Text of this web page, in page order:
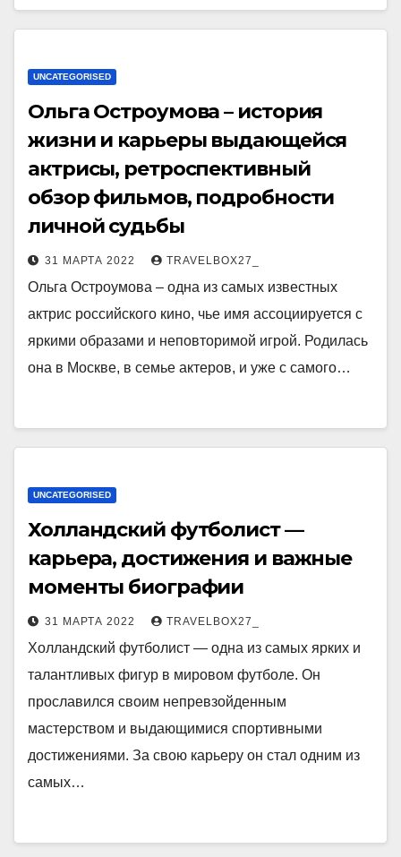
UNCATEGORISED
Ольга Остроумова – история
жизни и карьеры выдающейся
актрисы, ретроспективный
обзор фильмов, подробности
личной судьбы
31 МАРТА 2022 TRAVELBOX27_
Ольга Остроумова – одна из самых известных
актрис российского кино, чье имя ассоциируется с
яркими образами и неповторимой игрой. Родилась
она в Москве, в семье актеров, и уже с самого…
UNCATEGORISED
Холландский футболист —
карьера, достижения и важные
моменты биографии
31 МАРТА 2022 TRAVELBOX27_
Холландский футболист — одна из самых ярких и
талантливых фигур в мировом футболе. Он
прославился своим непревзойденным
мастерством и выдающимися спортивными
достижениями. За свою карьеру он стал одним из
самых…